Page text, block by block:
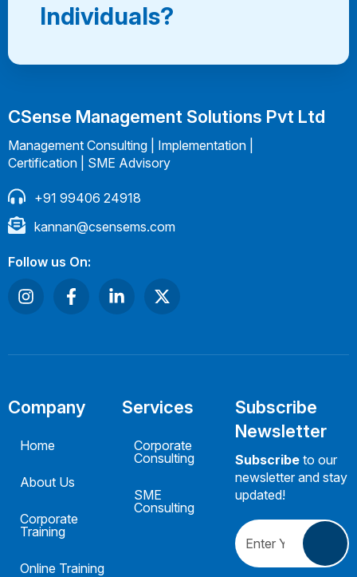
Individuals?
CSense Management Solutions Pvt Ltd
Management Consulting | Implementation |
Certification | SME Advisory
+91 99406 24918
kannan@csensems.com
Follow us On:
Company
Home
About Us
Corporate
Training
Online Training
Services
Corporate
Consulting
SME
Consulting
Subscribe
Newsletter
Subscribe to our
newsletter and stay
updated!